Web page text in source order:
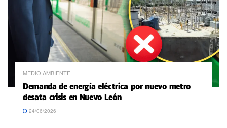
MEDIO AMBIENTE
Demanda de energía eléctrica por nuevo metro
desata crisis en Nuevo León
24/06/2026